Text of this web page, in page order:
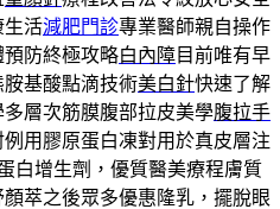
生活減肥門診專業醫師親自操作
防終極攻略白內障目前唯有早
基酸點滴技術美白針快速了解
層次筋膜腹部拉皮美學腹拉手
用膠原蛋白凍對用於真皮層注
白增生劑，優質醫美療程膚質
顏萃之後眾多優惠隆乳，擺脫眼